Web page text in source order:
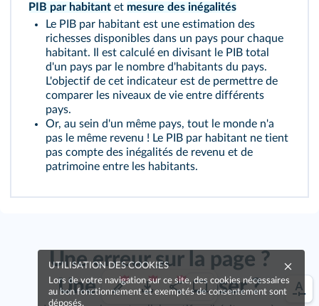
PIB par habitant et mesure des inégalités
Le PIB par habitant est une estimation des
richesses disponibles dans un pays pour chaque
habitant. Il est calculé en divisant le PIB total
d'un pays par le nombre d'habitants du pays.
L'objectif de cet indicateur est de permettre de
comparer les niveaux de vie entre différents
pays.
Or, au sein d'un même pays, tout le monde n'a
pas le même revenu ! Le PIB par habitant ne tient
pas compte des inégalités de revenu et de
patrimoine entre les habitants.
Une erreur sur la page ?
Une idée à proposer ?
UTILISATION DES COOKIES
Lors de votre navigation sur ce site, des cookies nécessaires
au bon fonctionnement et exemptés de consentement sont
déposés.